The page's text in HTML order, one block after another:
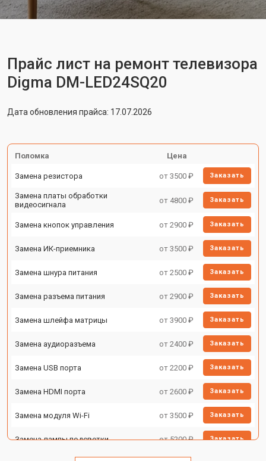
Прайс лист на ремонт телевизора
Digma DM-LED24SQ20
Дата обновления прайса: 17.07.2026
Поломка Цена
Замена резистора от 3500 ₽ Заказать
Замена платы обработки
видеосигнала
от 4800 ₽ Заказать
Замена кнопок управления от 2900 ₽ Заказать
Замена ИК-приемника от 3500 ₽ Заказать
Замена шнура питания от 2500 ₽ Заказать
Замена разъема питания от 2900 ₽ Заказать
Замена шлейфа матрицы от 3900 ₽ Заказать
Замена аудиоразъема от 2400 ₽ Заказать
Замена USB порта от 2200 ₽ Заказать
Замена HDMI порта от 2600 ₽ Заказать
Замена модуля Wi-Fi от 3500 ₽ Заказать
Замена лампы подсветки от 5200 ₽ Заказать